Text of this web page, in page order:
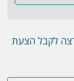
לקבל הצעת